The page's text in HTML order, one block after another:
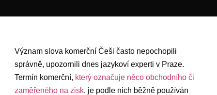
Význam slova komerční Češi často nepochopili
správně, upozornili dnes⁤ jazykoví experti v Praze.
Termín ⁤komerční, ​ který označuje něco obchodního či
zaměřeného na zisk, je podle ‌nich běžně používán